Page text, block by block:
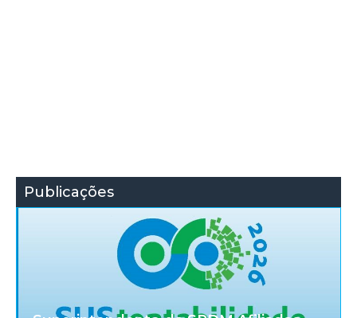
Publicações